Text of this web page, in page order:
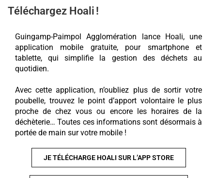
Téléchargez Hoali !
Guingamp-Paimpol Agglomération lance Hoali, une
application mobile gratuite, pour smartphone et
tablette, qui simplifie la gestion des déchets au
quotidien.
Avec cette application, n’oubliez plus de sortir votre
poubelle, trouvez le point d’apport volontaire le plus
proche de chez vous ou encore les horaires de la
déchèterie… Toutes ces informations sont désormais à
portée de main sur votre mobile !
JE TÉLÉCHARGE HOALI SUR L’APP STORE